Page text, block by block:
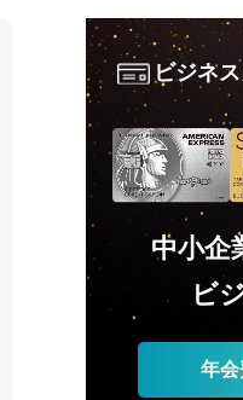
ビジネ
中小企
ビ
年会